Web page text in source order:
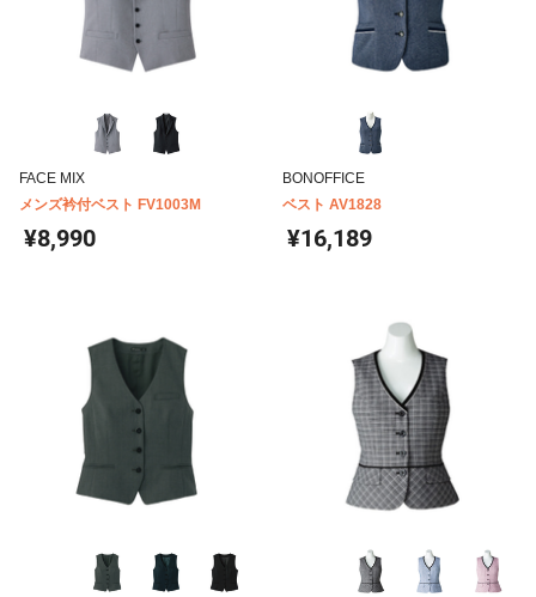
FACE MIX
メンズ衿付ベスト FV1003M
¥8,990
BONOFFICE
ベスト AV1828
¥16,189